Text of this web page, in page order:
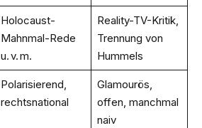
Holocaust-
Mahnmal-Rede
u. v. m.
Reality-TV-Kritik,
Trennung von
Hummels
Polarisierend,
rechtsnational
Glamourös,
offen, manchmal
naiv